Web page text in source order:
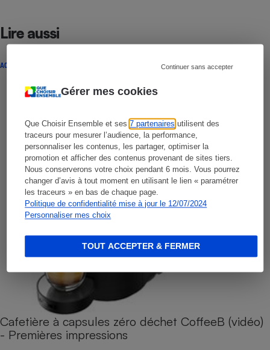
Gérer mes cookies
Que Choisir Ensemble et ses7 partenaires utilisent des
traceurs pour mesurer l’audience, la performance,
personnaliser les contenus, les partager, optimiser la
promotion et afficher des contenus provenant de sites tiers.
Nous conserverons votre choix pendant 6 mois. Vous pourrez
changer d’avis à tout moment en utilisant le lien « paramétrer
les traceurs » en bas de chaque page.
Politique de confidentialité mise à jour le 12/07/2024
Personnaliser mes choix
Continuer sans accepter
TOUT ACCEPTER & FERMER
Lire aussi
ACTUALITÉ
Cafetière à capsules zéro déchet CoffeeB (vidéo)
- Premières impressions